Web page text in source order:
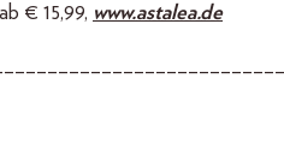
€ 15,99, www.astalea.de